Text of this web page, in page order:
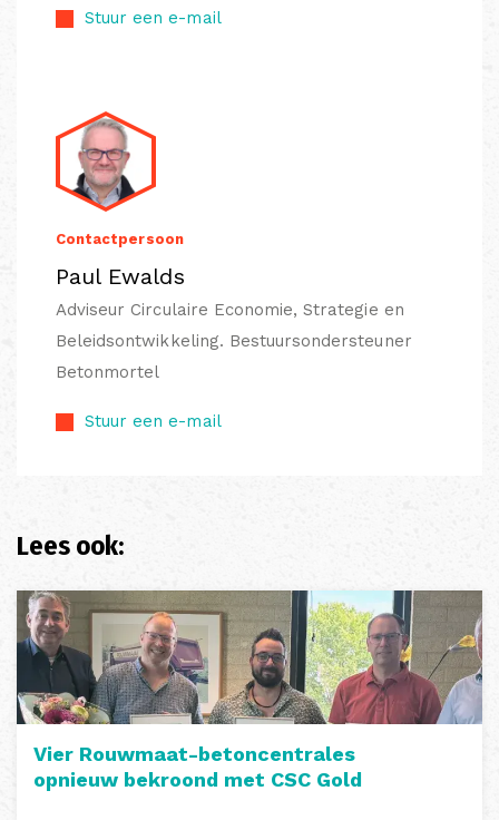
Stuur een e-mail
Contactpersoon
Paul Ewalds
Adviseur Circulaire Economie, Strategie en
Beleidsontwikkeling. Bestuursondersteuner
Betonmortel
Stuur een e-mail
Lees ook:
Vier Rouwmaat-betoncentrales
opnieuw bekroond met CSC Gold